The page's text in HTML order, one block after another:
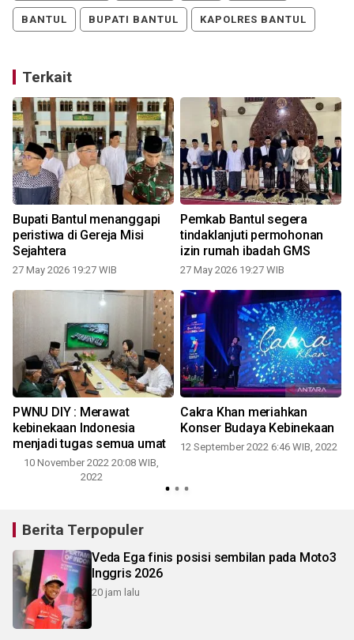
BANTUL BUPATI BANTUL KAPOLRES BANTUL
Terkait
Bupati Bantul menanggapi
peristiwa di Gereja Misi
Sejahtera
27 May 2026 19:27 WIB
Pemkab Bantul segera
tindaklanjuti permohonan
izin rumah ibadah GMS
27 May 2026 19:27 WIB
PWNU DIY : Merawat
kebinekaan Indonesia
menjadi tugas semua umat
10 November 2022 20:08 WIB,
2022
Cakra Khan meriahkan
Konser Budaya Kebinekaan
12 September 2022 6:46 WIB, 2022
Berita Terpopuler
Veda Ega finis posisi sembilan pada Moto3
Inggris 2026
20 jam lalu